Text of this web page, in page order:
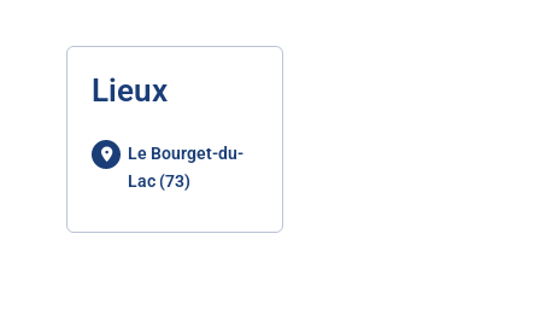
Lieux
Le Bourget-du-
Lac (73)